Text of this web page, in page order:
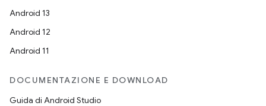
Android 13
Android 12
Android 11
DOCUMENTAZIONE E DOWNLOAD
Guida di Android Studio